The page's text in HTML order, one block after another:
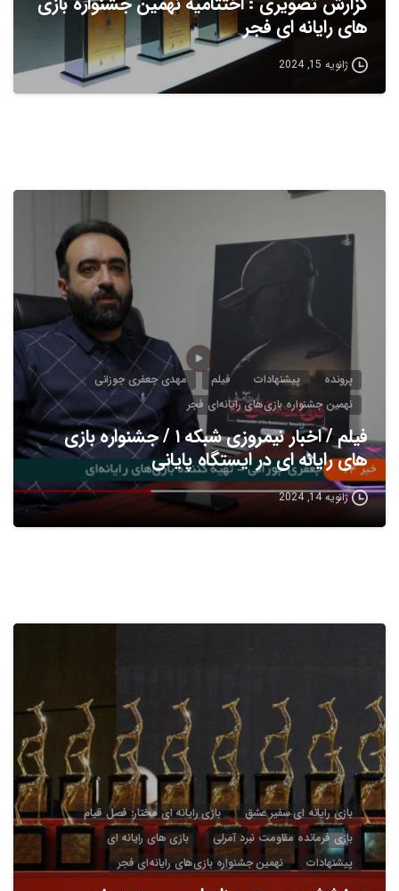
های رایانه ای فجر
ژانویه 15, 2024
پرونده پیشنهادات فیلم
مهدی جعفری جوزانی
نهمین جشنواره بازی‌های رایانه‌ای فجر
فیلم / اخبار نیمروزی شبکه ۱ / جشنواره بازی
های رایانه ای در ایستگاه پایانی
ژانویه 14, 2024
بازی رایانه ای سفیر عشق
بازی رایانه ای مختار: فصل قیام
بازی فرمانده مقاومت نبرد آمرلی
بازی های رایانه ای
پیشنهادات
نهمین جشنواره بازی‌های رایانه‌ای فجر